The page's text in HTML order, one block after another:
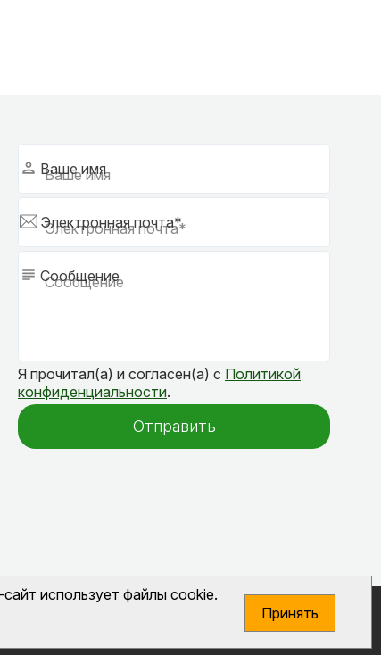
использует файлы cookie.
Принять
Ваше имя
Электронная почта*
Сообщение
Я прочитал(а) и согласен(а) с Политикой
конфиденциальности.
Отправить